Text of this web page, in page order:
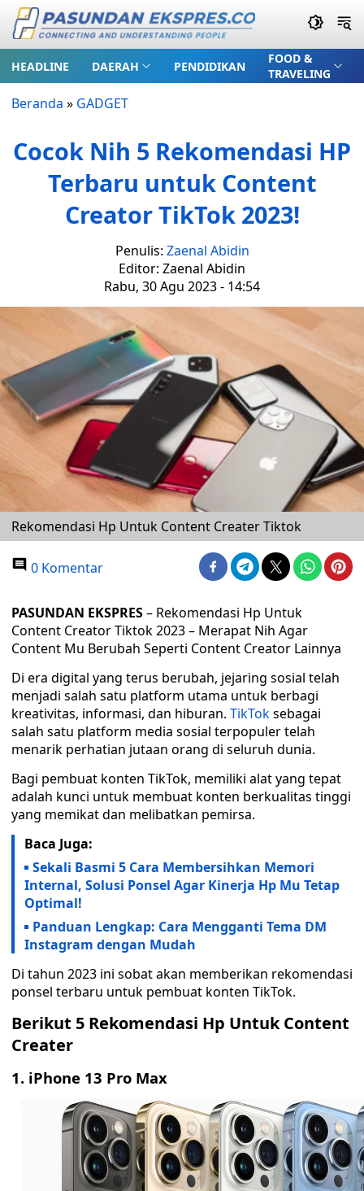
HEADLINE DAERAH PENDIDIKAN
FOOD &
TRAVELING
Beranda » GADGET
Cocok Nih 5 Rekomendasi HP
Terbaru untuk Content
Creator TikTok 2023!
Penulis: Zaenal Abidin
Editor: Zaenal Abidin
Rabu, 30 Agu 2023 - 14:54
Rekomendasi Hp Untuk Content Creater Tiktok
0 Komentar
PASUNDAN EKSPRES– Rekomendasi Hp Untuk
Content Creator Tiktok 2023 – Merapat Nih Agar
Content Mu Berubah Seperti Content Creator Lainnya
Di era digital yang terus berubah, jejaring sosial telah
menjadi salah satu platform utama untuk berbagi
kreativitas, informasi, dan hiburan. TikToksebagai
salah satu platform media sosial terpopuler telah
menarik perhatian jutaan orang di seluruh dunia.
Bagi pembuat konten TikTok, memiliki alat yang tepat
adalah kunci untuk membuat konten berkualitas tinggi
yang memikat dan melibatkan pemirsa.
Baca Juga:
Sekali Basmi 5 Cara Membersihkan Memori
Internal, Solusi Ponsel Agar Kinerja Hp Mu Tetap
Optimal!
Panduan Lengkap: Cara Mengganti Tema DM
Instagram dengan Mudah
Di tahun 2023 ini sobat akan memberikan rekomendasi
ponsel terbaru untuk pembuat konten TikTok.
Berikut 5 Rekomendasi Hp Untuk Content
Creater
1. iPhone 13 Pro Max